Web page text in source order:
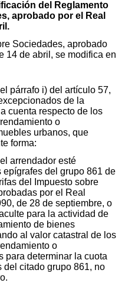
del Reglamento
aprobado por el Real
Sociedades, aprobado
14 de abril, se modifica en
párrafo i) del artículo 57,
de la
cuenta respecto de los
o
urbanos, que
forma:
arrendador esté
del grupo 861 de
del Impuesto sobre
por el Real
de 28 de septiembre, o
para la actividad de
de bienes
al valor catastral de los
o
para determinar la cuota
citado grupo 861, no